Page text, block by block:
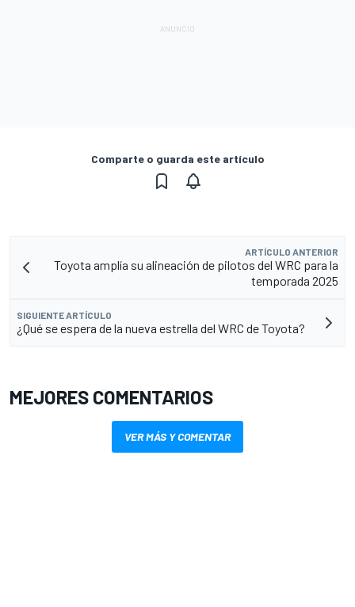
Comparte o guarda este artículo
ARTÍCULO ANTERIOR
Toyota amplía su alineación de pilotos del WRC para la
temporada 2025
SIGUIENTE ARTÍCULO
¿Qué se espera de la nueva estrella del WRC de Toyota?
MEJORES COMENTARIOS
VER MÁS Y COMENTAR